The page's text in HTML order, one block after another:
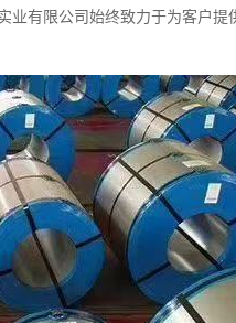
有限公司始终致力于为客户提